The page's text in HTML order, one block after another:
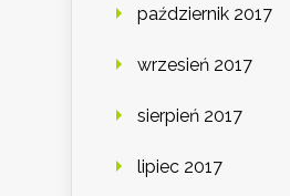
październik 2017
wrzesień 2017
sierpień 2017
lipiec 2017